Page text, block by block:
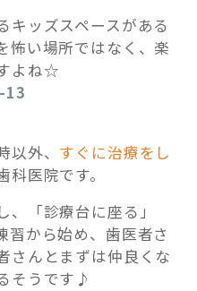
キッズスペースがある
怖い場所ではなく、楽
よね☆
13
外、 すぐに治療をし
科医院です。
、「診療台に座る」
習から始め、歯医者さ
さんとまずは仲良くな
そうです♪